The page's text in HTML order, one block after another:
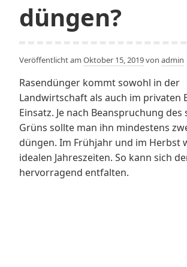
düngen?
Veröffentlicht am Oktober 15, 2019von admin
Rasendünger kommt sowohl in der
Landwirtschaft als auch im privaten
Einsatz. Je nach Beanspruchung des
Grüns sollte man ihn mindestens
düngen. Im Frühjahr und im Herbst
idealen Jahreszeiten. So kann sich
hervorragend entfalten.